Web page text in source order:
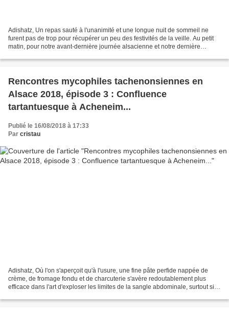
Adishatz, Un repas sauté à l'unanimité et une longue nuit de sommeil ne
furent pas de trop pour récupérer un peu des festivités de la veille. Au petit
matin, pour notre avant-dernière journée alsacienne et notre dernière
Rencontres mycophiles tachenonsiennes en
Alsace 2018, épisode 3 : Confluence
tartantuesque à Acheneim...
Publié le 16/08/2018 à 17:33
Par cristau
Adishatz, Où l'on s'aperçoit qu'à l'usure, une fine pâte perfide nappée de
crème, de fromage fondu et de charcuterie s'avère redoutablement plus
efficace dans l'art d'exploser les limites de la sangle abdominale, surtout si